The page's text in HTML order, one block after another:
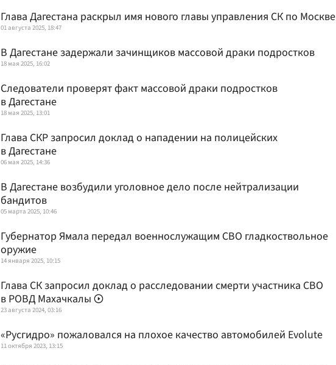
Глава Дагестана раскрыл имя нового главы управления СК по Москве
01 августа 2025, 18:47
В Дагестане задержали зачинщиков массовой драки подростков
18 мая 2025, 16:02
Следователи проверят факт массовой драки подростков
в Дагестане
18 мая 2025, 13:01
Глава СКР запросил доклад о нападении на полицейских
в Дагестане
06 мая 2025, 14:36
В Дагестане возбудили уголовное дело после нейтрализации
бандитов
05 марта 2025, 10:46
Губернатор Ямала передал военнослужащим СВО гладкоствольное
оружие
14 января 2025, 10:15
Глава СК запросил доклад о расследовании смерти участника СВО
в РОВД Махачкалы
23 августа 2024, 03:16
«Русгидро» пожаловался на плохое качество автомобилей Evolute
11 октября 2023, 13:15